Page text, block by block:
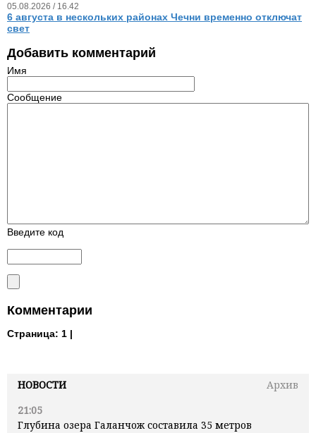
НОВОСТИ
Архив
21:05
Глубина озера Галанчож составила 35 метров
05.08.2026 / 16.42
6 августа в нескольких районах Чечни временно отключат
свет
Добавить комментарий
Имя
Сообщение
Введите код
Комментарии
Страница: 1 |